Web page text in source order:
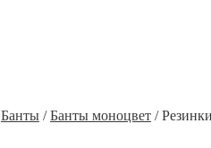
Банты /Банты моноцвет /